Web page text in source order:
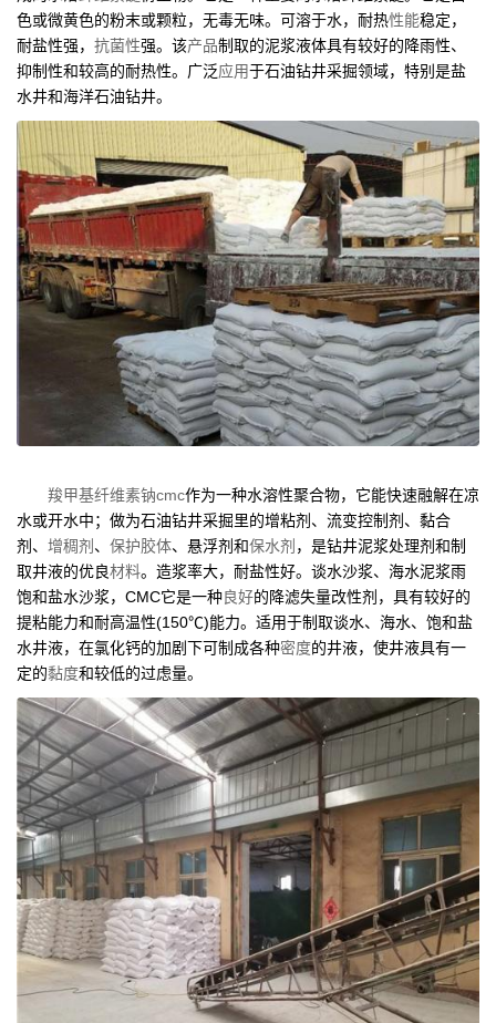
色或微黄色的粉末或颗粒，无毒无味。可溶于水，耐热性能稳定，
耐盐性强， 抗菌性强。该产品制取的泥浆液体具有较好的降雨性、
抑制性和较高的耐热性。广泛应用于石油钻井采掘领域，特别是盐
水井和海洋石油钻井。
羧甲基纤维素钠cmc作为一种水溶性聚合物，它能快速融解在凉
水或开水中；做为石油钻井采掘里的增粘剂、流变控制剂、黏合
剂、 增稠剂 、 保护胶体、悬浮剂和保水剂 ，是钻井泥浆处理剂和制
取井液的优良材料。造浆率大，耐盐性好。谈水沙浆、海水泥浆雨
饱和盐水沙浆，CMC它是一种良好的降滤失量改性剂，具有较好的
提粘能力和耐高温性(150℃)能力。适用于制取谈水、海水、饱和盐
水井液，在氯化钙的加剧下可制成各种密度的井液，使井液具有一
定的黏度和较低的过虑量。